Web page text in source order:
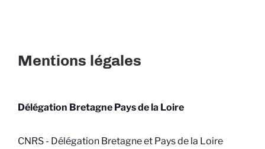
Mentions légales
Délégation Bretagne Pays de la Loire
CNRS - Délégation Bretagne et Pays de la Loire